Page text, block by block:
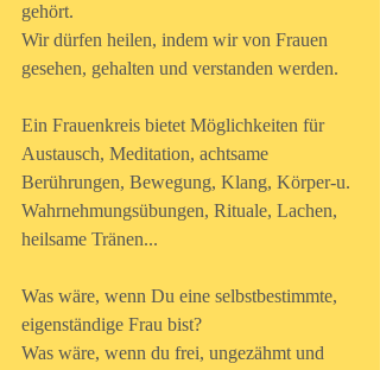
gehört.
Wir dürfen heilen, indem wir von Frauen
gesehen, gehalten und verstanden werden.
Ein Frauenkreis bietet Möglichkeiten für
Austausch, Meditation, achtsame
Berührungen, Bewegung, Klang, Körper-u.
Wahrnehmungsübungen, Rituale, Lachen,
heilsame Tränen...
Was wäre, wenn Du eine selbstbestimmte,
eigenständige Frau bist?
Was wäre, wenn du frei, ungezähmt und